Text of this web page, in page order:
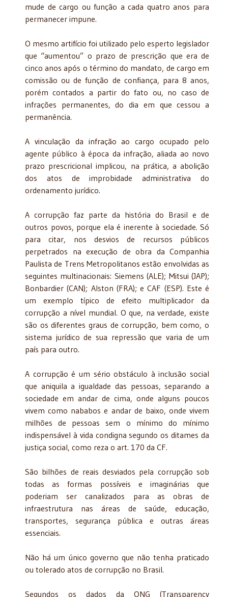
mude de cargo ou função a cada quatro anos para
permanecer impune.
O mesmo artifício foi utilizado pelo esperto legislador
que “aumentou” o prazo de prescrição que era de
cinco anos após o término do mandato, de cargo em
comissão ou de função de confiança, para 8 anos,
porém contados a partir do fato ou, no caso de
infrações permanentes, do dia em que cessou a
permanência.
A vinculação da infração ao cargo ocupado pelo
agente público à época da infração, aliada ao novo
prazo prescricional implicou, na prática, a abolição
dos atos de improbidade administrativa do
ordenamento jurídico.
A corrupção faz parte da história do Brasil e de
outros povos, porque ela é inerente à sociedade. Só
para citar, nos desvios de recursos públicos
perpetrados na execução de obra da Companhia
Paulista de Trens Metropolitanos estão envolvidas as
seguintes multinacionais: Siemens (ALE); Mitsui (JAP);
Bonbardier (CAN); Alston (FRA); e CAF (ESP). Este é
um exemplo típico de efeito multiplicador da
corrupção a nível mundial. O que, na verdade, existe
são os diferentes graus de corrupção, bem como, o
sistema jurídico de sua repressão que varia de um
país para outro.
A corrupção é um sério obstáculo à inclusão social
que aniquila a igualdade das pessoas, separando a
sociedade em andar de cima, onde alguns poucos
vivem como nababos e andar de baixo, onde vivem
milhões de pessoas sem o mínimo do mínimo
indispensável à vida condigna segundo os ditames da
justiça social, como reza o art. 170 da CF.
São bilhões de reais desviados pela corrupção sob
todas as formas possíveis e imaginárias que
poderiam ser canalizados para as obras de
infraestrutura nas áreas de saúde, educação,
transportes, segurança pública e outras áreas
essenciais.
Não há um único governo que não tenha praticado
ou tolerado atos de corrupção no Brasil.
Segundos os dados da ONG (Transparency